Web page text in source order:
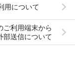
用について
ご利用端末から
部送信について